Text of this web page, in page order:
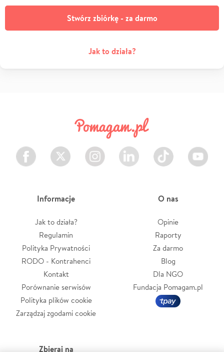
Stwórz zbiórkę - za darmo
Jak to działa?
Facebook Twitter Instagram LinkedIn TikTok Youtube
Informacje
Jak to działa?
Regulamin
Polityka Prywatności
RODO - Kontrahenci
Kontakt
Porównanie serwisów
Polityka plików cookie
Zarządzaj zgodami cookie
O nas
Opinie
Raporty
Za darmo
Blog
Dla NGO
Fundacja Pomagam.pl
Zbieraj na